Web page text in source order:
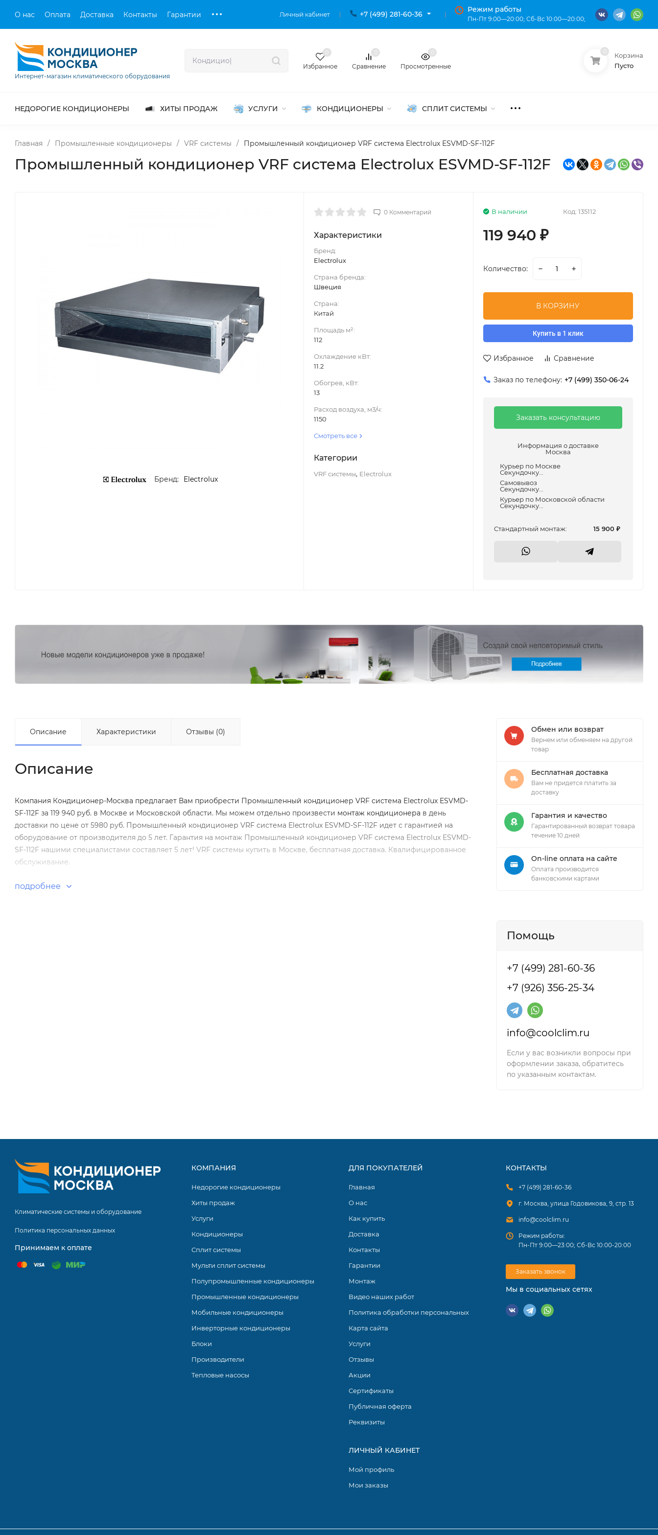
О нас Оплата Доставка Контакты Гарантии Личный кабинет +7 (499) 281-60-36
Режим работы
Пн-Пт 9:00—20:00; Сб-Вс 10:00—20:00;
Интернет-магазин климатического оборудования
Избранное Сравнение Просмотренные
Корзина
Пусто
НЕДОРОГИЕ КОНДИЦИОНЕРЫ ХИТЫ ПРОДАЖ УСЛУГИ КОНДИЦИОНЕРЫ СПЛИТ СИСТЕМЫ
Главная / Промышленные кондиционеры / VRF системы / Промышленный кондиционер VRF система Electrolux ESVMD-SF-112F
Промышленный кондиционер VRF система Electrolux ESVMD-SF-112F
Бренд: Electrolux
0 Комментарий
Характеристики
Бренд:
Electrolux
Страна бренда:
Швеция
Страна:
Китай
Площадь м²:
112
Охлаждение кВт:
11.2
Обогрев, кВт:
13
Расход воздуха, м3/ч:
1150
Смотреть все
Категории
VRF системы, Electrolux
Код: 135112
В наличии
119 940 ₽
Количество:
В КОРЗИНУ
Купить в 1 клик
Избранное Сравнение
Заказ по телефону: +7 (499) 350-06-24
Заказать консультацию
Информация о доставке
Москва
Курьер по Москве
Секундочку...
Самовывоз
Секундочку...
Курьер по Московской области
Секундочку...
Cтандартный монтаж: 15 900 ₽
Описание Характеристики Отзывы (0)
Описание
Компания Кондиционер-Москва предлагает Вам приобрести Промышленный кондиционер VRF система Electrolux ESVMD-
SF-112F за 119 940 руб. в Москве и Московской области. Мы можем отдельно произвести монтаж кондиционера в день
доставки по цене от 5980 руб. Промышленный кондиционер VRF система Electrolux ESVMD-SF-112F идет с гарантией на
оборудование от производителя до 5 лет. Гарантия на монтаж Промышленный кондиционер VRF система Electrolux ESVMD-
SF-112F нашими специалистами составляет 5 лет! VRF системы купить в Москве, бесплатная доставка. Квалифицированное
обслуживание.
подробнее
Обмен или возврат
Вернем или обменяем на другой
товар
Бесплатная доставка
Вам не придется платить за
доставку
Гарантия и качество
Гарантированный возврат товара
течение 10 дней
On-line оплата на сайте
Оплата производится
банковскими картами
Помощь
+7 (499) 281-60-36
+7 (926) 356-25-34
info@coolclim.ru
Если у вас возникли вопросы при
оформлении заказа, обратитесь
по указанным контактам.
Климатические системы и оборудование
Политика персональных данных
Принимаем к оплате
КОМПАНИЯ
Недорогие кондиционеры
Хиты продаж
Услуги
Кондиционеры
Сплит системы
Мульти сплит системы
Полупромышленные кондиционеры
Промышленные кондиционеры
Мобильные кондиционеры
Инверторные кондиционеры
Блоки
Производители
Тепловые насосы
ДЛЯ ПОКУПАТЕЛЕЙ
Главная
О нас
Как купить
Доставка
Контакты
Гарантии
Монтаж
Видео наших работ
Политика обработки персональных
Карта сайта
Услуги
Отзывы
Акции
Сертификаты
Публичная оферта
Реквизиты
ЛИЧНЫЙ КАБИНЕТ
Мой профиль
Мои заказы
КОНТАКТЫ
+7 (499) 281-60-36
г. Москва, улица Годовикова, 9, стр. 13
info@coolclim.ru
Режим работы:
Пн-Пт 9:00—23:00; Сб-Вс 10:00-20:00
Заказать звонок
Мы в социальных сетях